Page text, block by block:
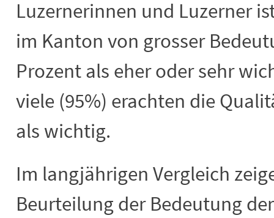
Luzernerinnen und Luzerner
im Kanton von grosser
Prozent als eher oder sehr
viele (95%) erachten die
als wichtig.
Im langjährigen Vergleich
Beurteilung der Bedeutung